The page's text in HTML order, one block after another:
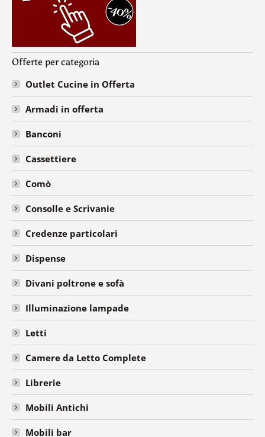
Offerte per categoria
Outlet Cucine in Offerta
Armadi in offerta
Banconi
Cassettiere
Comò
Consolle e Scrivanie
Credenze particolari
Dispense
Divani poltrone e sofà
Illuminazione lampade
Letti
Camere da Letto Complete
Librerie
Mobili Antichi
Mobili bar